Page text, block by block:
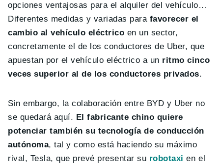
opciones ventajosas para el alquiler del vehículo…
Diferentes medidas y variadas para favorecer el
cambio al vehículo eléctrico en un sector,
concretamente el de los conductores de Uber, que
apuestan por el vehículo eléctrico a un ritmo cinco
veces superior al de los conductores privados.
Sin embargo, la colaboración entre BYD y Uber no
se quedará aquí. El fabricante chino quiere
potenciar también su tecnología de conducción
autónoma, tal y como está haciendo su máximo
rival, Tesla, que prevé presentar su robotaxi en el